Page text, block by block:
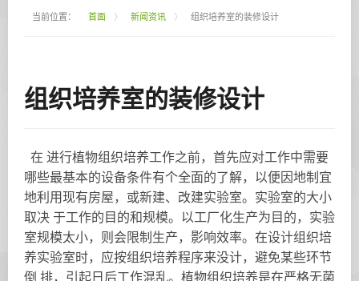
当前位置： 首面 〉 新闻资讯 〉 组织培养室的装修设计
组织培养室的装修设计
在 进行植物组织培养工作之前，首先应对工作中需要
哪些最基本的设备条件有个全面的了解，以便因地制宜
地利用现有房屋，或新建、改建实验室。实验室的大小
取决 于工作的目的和规模。以工厂化生产为目的，实验
室规模太小，则会限制生产，影响效率。在设计组织培
养实验室时，应按组织培养程序来没计，避免某些环节
倒 排，引起日后工作混乱。植物组织培养是在严格无菌